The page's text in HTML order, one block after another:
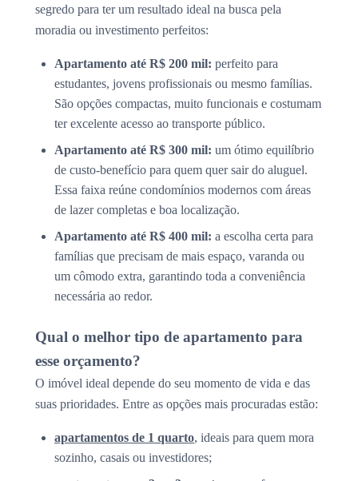
segredo para ter um resultado ideal na busca pela
moradia ou investimento perfeitos:
Apartamento até R$ 200 mil: perfeito para
estudantes, jovens profissionais ou mesmo famílias.
São opções compactas, muito funcionais e costumam
ter excelente acesso ao transporte público.
Apartamento até R$ 300 mil: um ótimo equilíbrio
de custo-benefício para quem quer sair do aluguel.
Essa faixa reúne condomínios modernos com áreas
de lazer completas e boa localização.
Apartamento até R$ 400 mil: a escolha certa para
famílias que precisam de mais espaço, varanda ou
um cômodo extra, garantindo toda a conveniência
necessária ao redor.
Qual o melhor tipo de apartamento para
esse orçamento?
O imóvel ideal depende do seu momento de vida e das
suas prioridades. Entre as opções mais procuradas estão:
apartamentos de 1 quarto, ideais para quem mora
sozinho, casais ou investidores;